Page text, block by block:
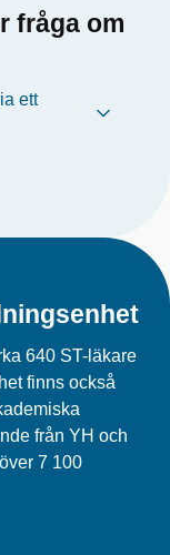
fråga om
ett
640 ST-läkare
finns också
från YH och
7 100